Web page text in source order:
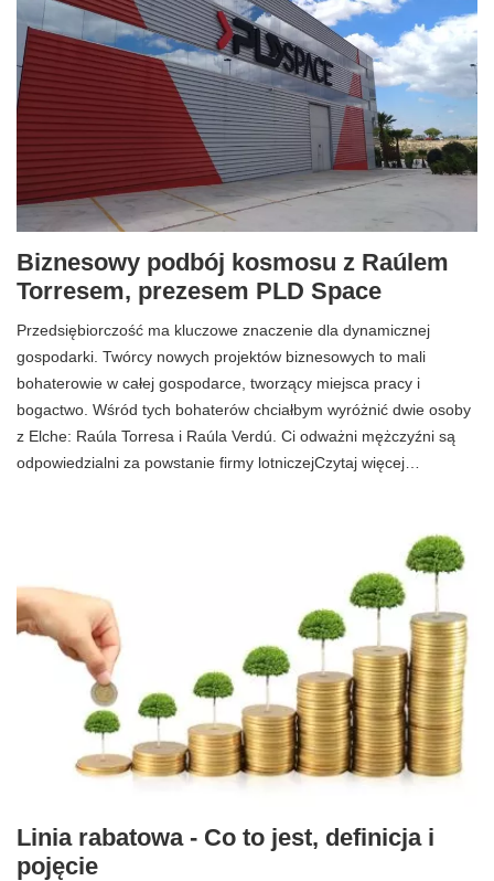
Biznesowy podbój kosmosu z Raúlem
Torresem, prezesem PLD Space
Przedsiębiorczość ma kluczowe znaczenie dla dynamicznej
gospodarki. Twórcy nowych projektów biznesowych to mali
bohaterowie w całej gospodarce, tworzący miejsca pracy i
bogactwo. Wśród tych bohaterów chciałbym wyróżnić dwie osoby
z Elche: Raúla Torresa i Raúla Verdú. Ci odważni mężczyźni są
odpowiedzialni za powstanie firmy lotniczejCzytaj więcej…
Linia rabatowa - Co to jest, definicja i
pojęcie